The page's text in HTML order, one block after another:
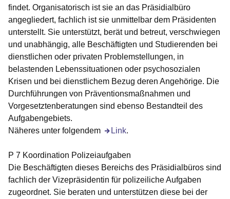
findet. Organisatorisch ist sie an das Präsidialbüro
angegliedert, fachlich ist sie unmittelbar dem Präsidenten
unterstellt. Sie unterstützt, berät und betreut, verschwiegen
und unabhängig, alle Beschäftigten und Studierenden bei
dienstlichen oder privaten Problemstellungen, in
belastenden Lebenssituationen oder psychosozialen
Krisen und bei dienstlichem Bezug deren Angehörige. Die
Durchführungen von Präventionsmaßnahmen und
Vorgesetztenberatungen sind ebenso Bestandteil des
Aufgabengebiets.
Näheres unter folgendem
Link
Öffnet sich in einem neuen Fenster
.
P 7 Koordination Polizeiaufgaben
Die Beschäftigten dieses Bereichs des Präsidialbüros sind
fachlich der Vizepräsidentin für polizeiliche Aufgaben
zugeordnet. Sie beraten und unterstützen diese bei der